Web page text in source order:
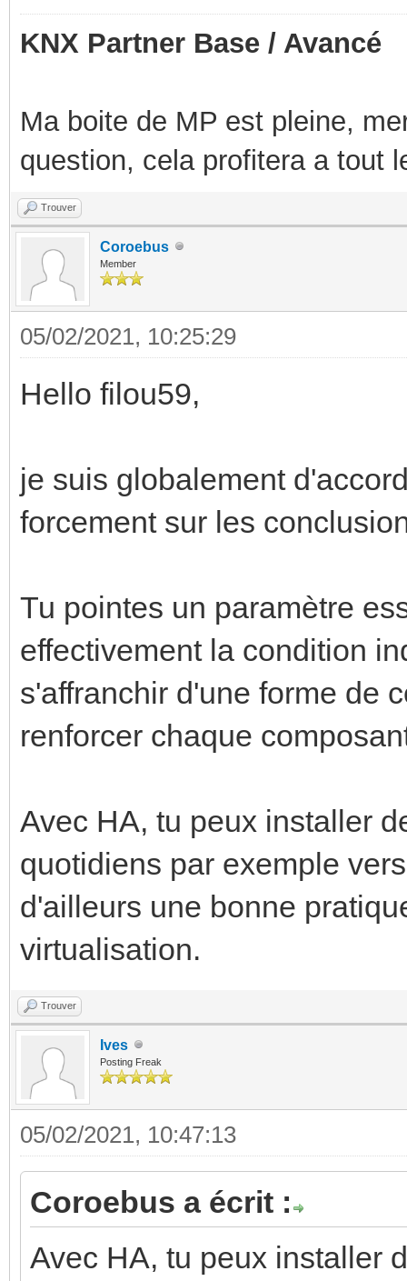
KNX Partner Base / Avancé
Ma boite de MP est pleine,
question, cela profitera a tout
Trouver
Coroebus
Member
05/02/2021, 10:25:29
Hello filou59,
je suis globalement
forcement sur les
Tu pointes un paramètre
effectivement la condition
s'affranchir d'une forme de
renforcer chaque
Avec HA, tu peux installer
quotidiens par exemple
d'ailleurs une bonne
virtualisation.
Trouver
Ives
Posting Freak
05/02/2021, 10:47:13
Coroebus a écrit :
Avec HA, tu peux installer